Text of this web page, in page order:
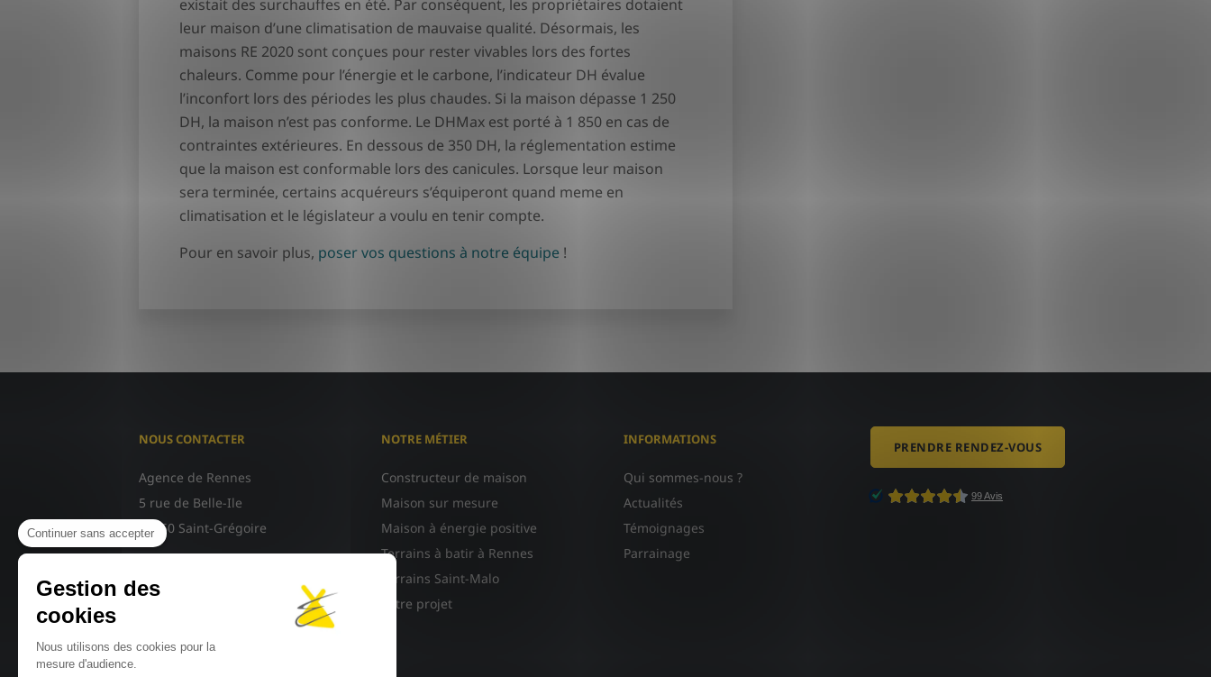
Continuer sans accepter
Gestion des
cookies
Nous utilisons des cookies pour la
mesure d'audience.
existait des surchauffes en été. Par conséquent, les propriétaires dotaient
leur maison d’une climatisation de mauvaise qualité. Désormais, les
maisons RE 2020 sont conçues pour rester vivables lors des fortes
chaleurs. Comme pour l’énergie et le carbone, l’indicateur DH évalue
l’inconfort lors des périodes les plus chaudes. Si la maison dépasse 1 250
DH, la maison n’est pas conforme. Le DHMax est porté à 1 850 en cas de
contraintes extérieures. En dessous de 350 DH, la réglementation estime
que la maison est conformable lors des canicules. Lorsque leur maison
sera terminée, certains acquéreurs s’équiperont quand meme en
climatisation et le législateur a voulu en tenir compte.
Pour en savoir plus, poser vos questions à notre équipe !
NOUS CONTACTER
Agence de Rennes
5 rue de Belle-Ile
35760 Saint-Grégoire
35400 Saint-Malo
NOTRE MÉTIER
Constructeur de maison
Maison sur mesure
Maison à énergie positive
Terrains à batir à Rennes
Terrains Saint-Malo
Votre projet
INFORMATIONS
Qui sommes-nous ?
Actualités
Témoignages
Parrainage
PRENDRE RENDEZ-VOUS